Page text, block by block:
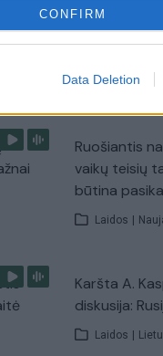
CONFIRM
Data Deletion
Ruošiantis
vaikų teisių
būtina
Laidos |
Karšta A.
diskusija:
Laidos |